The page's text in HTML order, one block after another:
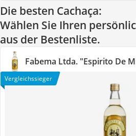
Die besten Cachaça:
Wählen Sie Ihren
aus der Bestenliste.
Fabema Ltda. "Espirito De
Vergleichssieger